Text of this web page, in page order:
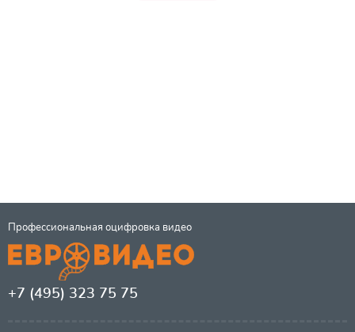
Профессиональная оцифровка видео
+7 (495) 323 75 75